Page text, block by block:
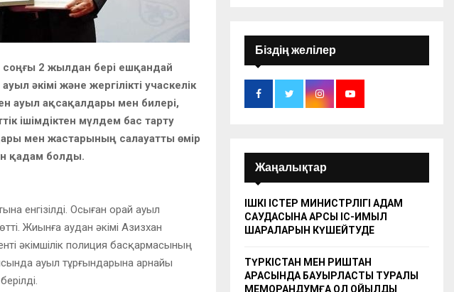
соңғы 2 жылдан бері ешқандай
әкімі және жергілікті учаскелік
ауыл ақсақалдары мен билері,
ішімдіктен мүлдем бас тарту
мен жастарының салауатты өмір
қадам болды.
енгізілді. Осыған орай ауыл
Жиынға аудан әкімі Азизхан
әкімшілік полиция басқармасының
ауыл тұрғындарына арнайы
Біздің желілер
Жаңалықтар
ІШКІ ІСТЕР МИНИСТРЛІГІ АДАМ
САУДАСЫНА ҚАРСЫ ІС-ҚИМЫЛ
ШАРАЛАРЫН КҮШЕЙТУДЕ
ТҮРКІСТАН МЕН РИШТАН
АРАСЫНДА БАУЫРЛАСТЫҚ ТУРАЛЫ
МЕМОРАНДУМҒА ҚОЛ ҚОЙЫЛДЫ